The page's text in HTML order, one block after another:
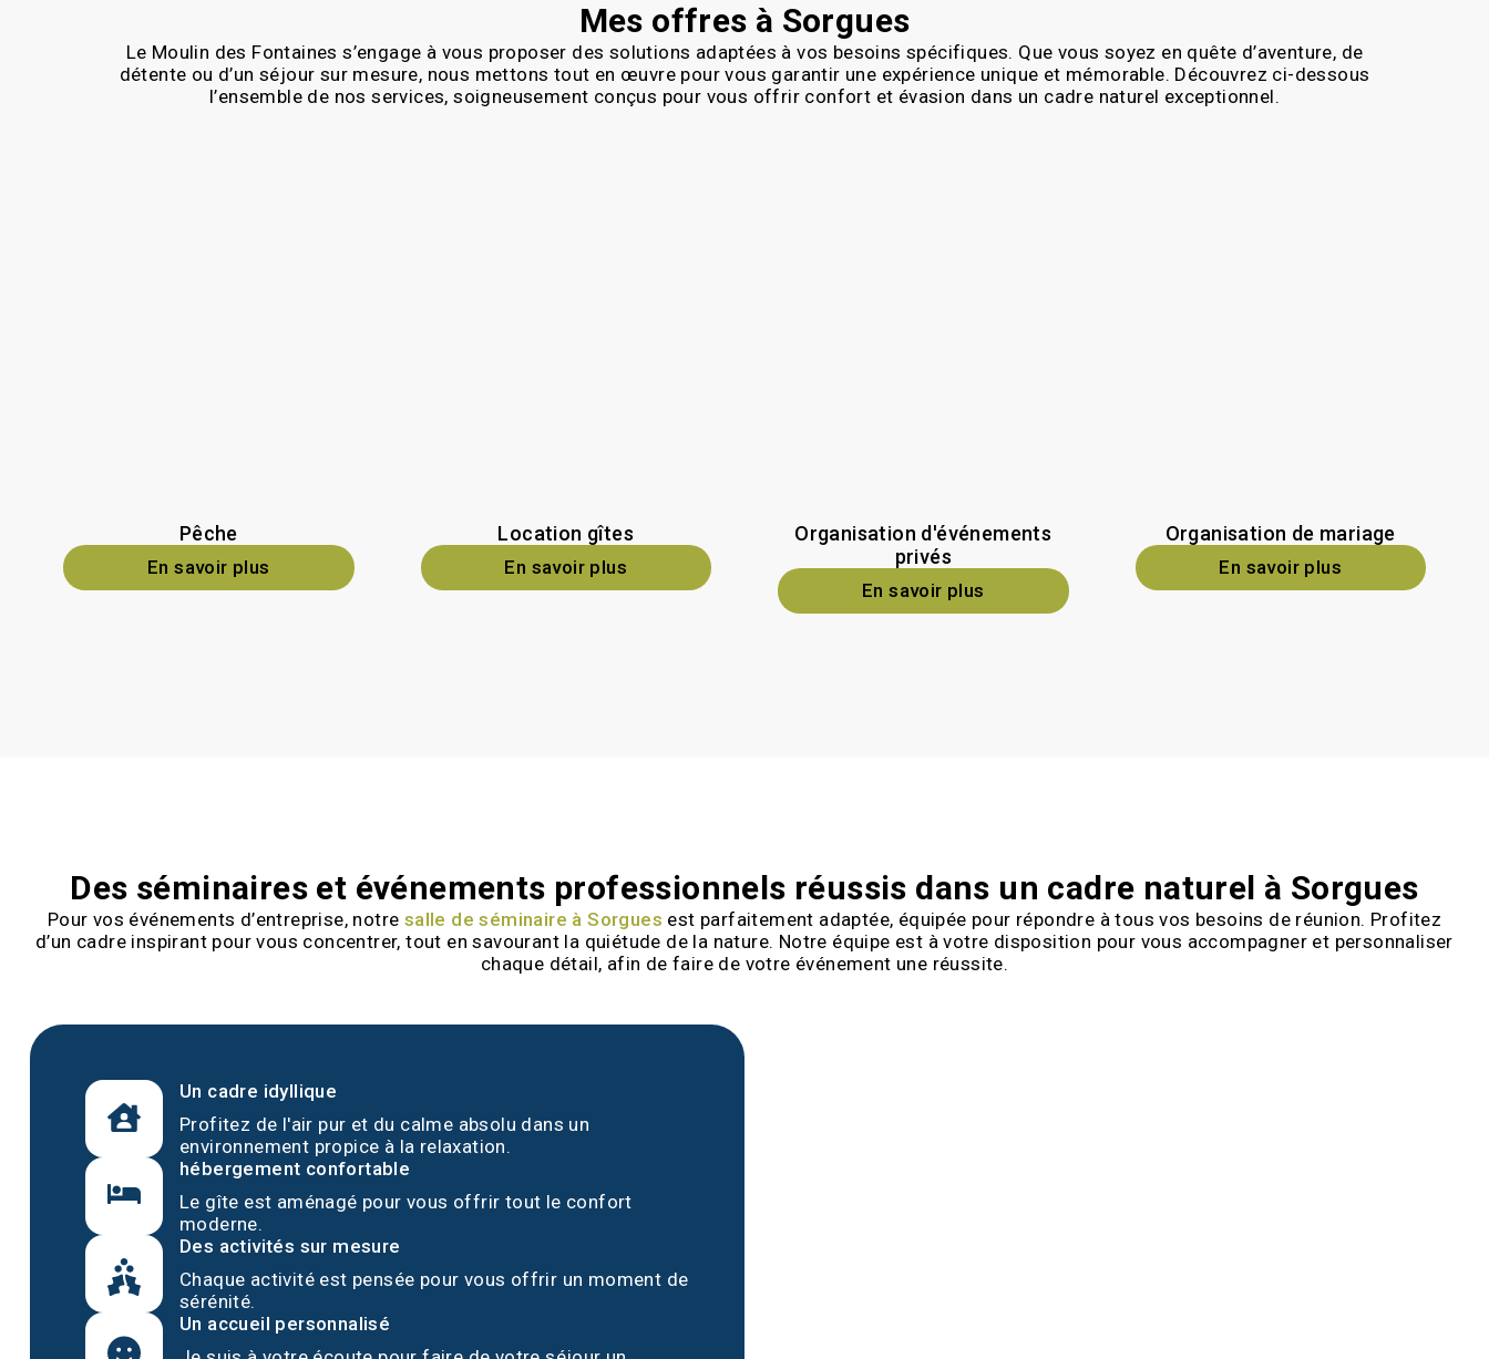
Mes offres à Sorgues
Le Moulin des Fontaines s’engage à vous proposer des solutions adaptées à vos besoins spécifiques. Que vous soyez en quête d’aventure, de
détente ou d’un séjour sur mesure, nous mettons tout en œuvre pour vous garantir une expérience unique et mémorable. Découvrez ci-dessous
l’ensemble de nos services, soigneusement conçus pour vous offrir confort et évasion dans un cadre naturel exceptionnel.
Pêche
En savoir plus
Location gîtes
En savoir plus
Organisation d'événements
privés
En savoir plus
Organisation de mariage
En savoir plus
Des séminaires et événements professionnels réussis dans un cadre naturel à Sorgues
Pour vos événements d’entreprise, notre salle de séminaire à Sorgues est parfaitement adaptée, équipée pour répondre à tous vos besoins de réunion. Profitez
d’un cadre inspirant pour vous concentrer, tout en savourant la quiétude de la nature. Notre équipe est à votre disposition pour vous accompagner et personnaliser
chaque détail, afin de faire de votre événement une réussite.
Un cadre idyllique
Profitez de l'air pur et du calme absolu dans un
environnement propice à la relaxation.
hébergement confortable
Le gîte est aménagé pour vous offrir tout le confort
moderne.
Des activités sur mesure
Chaque activité est pensée pour vous offrir un moment de
sérénité.
Un accueil personnalisé